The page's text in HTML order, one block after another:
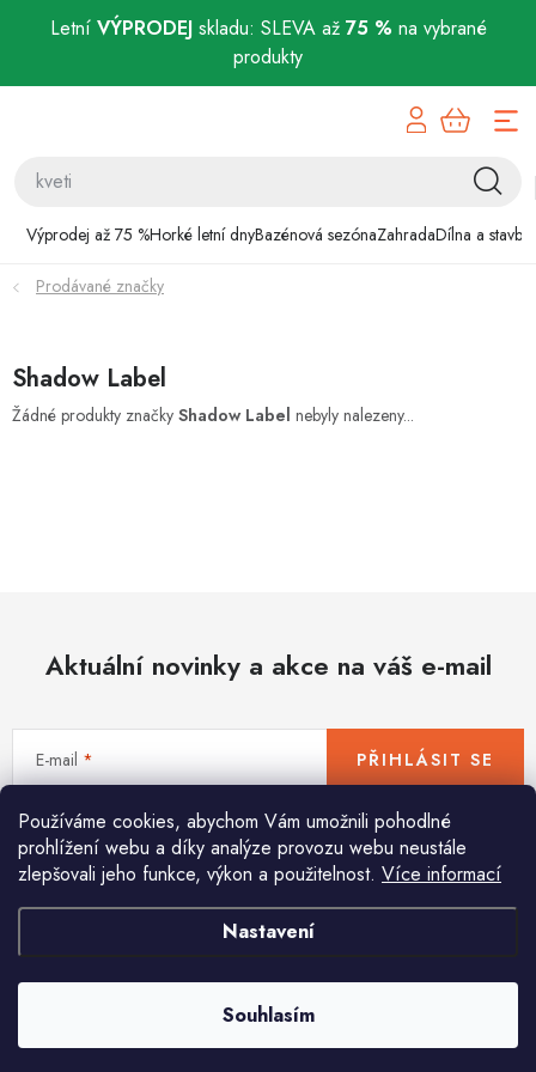
Letní VÝPRODEJskladu: SLEVA až 75 % na vybrané
produkty
Používáme cookies, abychom Vám umožnili pohodlné
prohlížení webu a díky analýze provozu webu neustále
zlepšovali jeho funkce, výkon a použitelnost. Více informací
Nastavení
Souhlasím
Výprodej až 75 %Horké letní dnyBazénová sezónaZahradaDílna a stavba
Bazénová sezóna
Zahrada
Domácnost
Novinky
World Cleanup Day
Akční ceny
Půjčovna Kontaktuje nás
Obchodní podmínky
Vrácení a reklamace
Podmínky ochrany osobních údajů
Obchodní podmínky pro podnikatele
Způsob doručení a platby
Zásady používání cookies
Prodávané značky
Shadow Label
Žádné produkty značky Shadow Label nebyly nalezeny...
Aktuální novinky a akce na váš e-mail
E-mail
Vložením e-mailu souhlasíte spodmínkami ochrany osobních údajů
PŘIHLÁSIT SE
Pomůžeme vám s výběrem
Potřebujete s něčím poradit? Jsme tu pro vás!
info@huka.cz